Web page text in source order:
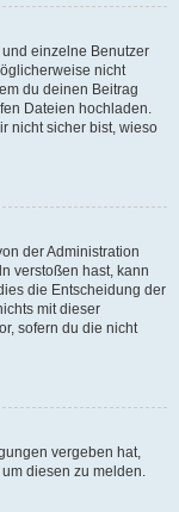
einzelne Benutzer
nicht
du deinen Beitrag
Dateien hochladen.
nicht sicher bist, wieso
der Administration
verstoßen hast, kann
die Entscheidung der
mit dieser
sofern du die nicht
vergeben hat,
diesen zu melden.